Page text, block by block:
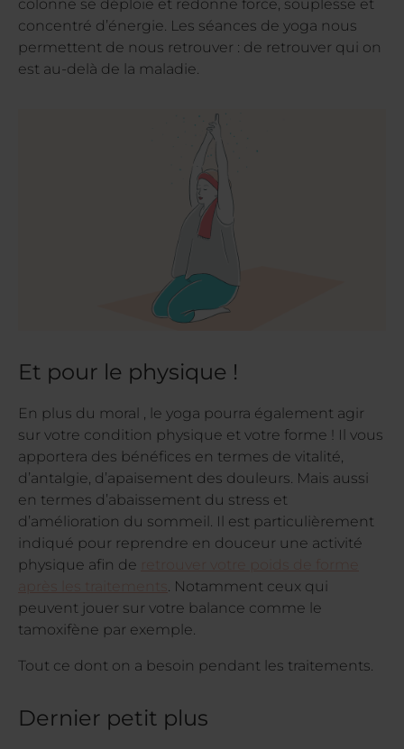
colonne se déploie et redonne force, souplesse et
concentré d’énergie. Les séances de yoga nous
permettent de nous retrouver : de retrouver qui on
est au-delà de la maladie.
Et pour le physique !
En plus du moral , le yoga pourra également agir
sur votre condition physique et votre forme ! Il vous
apportera des bénéfices en termes de vitalité,
d’antalgie, d’apaisement des douleurs. Mais aussi
en termes d’abaissement du stress et
d’amélioration du sommeil. Il est particulièrement
indiqué pour reprendre en douceur une activité
physique afin de
retrouver votre poids de forme
après les traitements
. Notamment ceux qui
peuvent jouer sur votre balance comme le
tamoxifène par exemple.
Tout ce dont on a besoin pendant les traitements.
Dernier petit plus